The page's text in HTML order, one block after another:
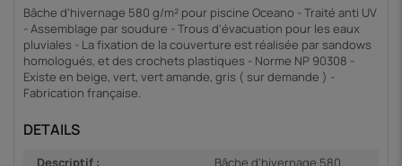
Bâche d'hivernage 580 g/m² pour piscine Oceano - Traité anti UV
- Assemblage par soudure - Trous d'évacuation pour les eaux
pluviales - La fixation de la couverture est réalisée par sandows
homologués, et des crochets plastiques - Norme NP 90308 -
Existe en beige, vert, vert amande, gris ( sur demande ) -
Fabrication française.
DETAILS
Descriptif :
Bâche d'hivernage 580